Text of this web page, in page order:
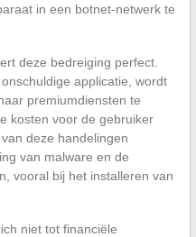
in een botnet-netwerk te
deze bedreiging perfect.
applicatie, wordt
premiumdiensten te
kosten voor de gebruiker
deze handelingen
van malware en de
vooral bij het installeren van
niet tot financiële